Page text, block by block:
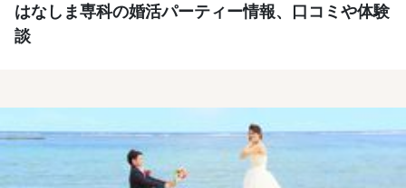
はなしま専科の婚活パーティー情報、口コミや体験
談